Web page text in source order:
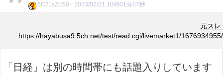
5C7JxZpS0 - 2023/02/21 10時01分07秒
元スレ:
https://hayabusa9.5ch.net/test/read.cgi/livemarket1/1676934955/
「日経」は別の時間帯にも話題入りしています